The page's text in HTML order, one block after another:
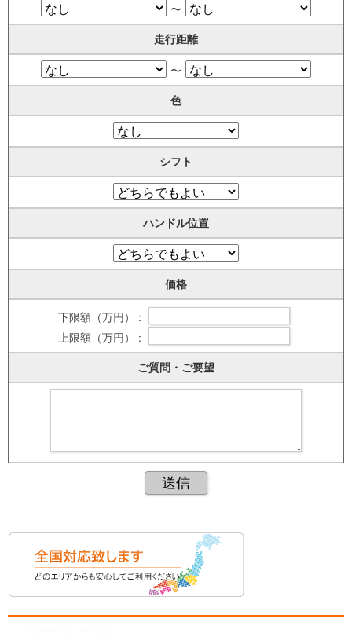
〜
走行距離
〜
色
シフト
ハンドル位置
価格
下限額（万円） :
上限額（万円） :
ご質問・ご要望